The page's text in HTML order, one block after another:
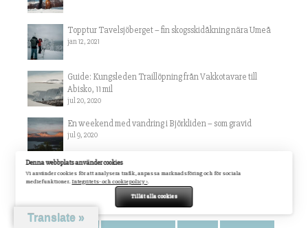
Topptur Tavelsjöberget – fin skogsskidåkning nära Umeå
jan 12, 2021
Guide: Kungsleden Traillöpning från Vakkotavare till
Abisko, 11 mil
jul 20, 2020
En weekend med vandring i Björkliden – som gravid
jul 9, 2020
Translate »
Denna webbplats använder cookies
Vi använder cookies för att analysera trafik, anpassa marknadsföring och för sociala
mediefunktioner.Integritets- och cookiepolicy ›.
Tillåt alla cookies